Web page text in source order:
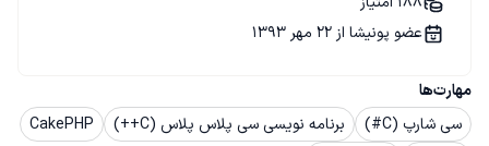
مهارت‌ها
سی شارپ (C#)
برنامه نویسی سی پلاس پلاس (C++)
CakePHP
عضو پونیشا از 22 مهر 1393